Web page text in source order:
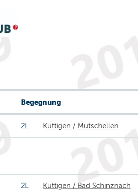
Begegnung
2L Küttigen / Mutschellen
2L Küttigen / Bad Schinznach